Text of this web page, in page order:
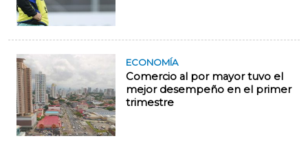
ECONOMÍA
Comercio al por mayor tuvo el
mejor desempeño en el primer
trimestre